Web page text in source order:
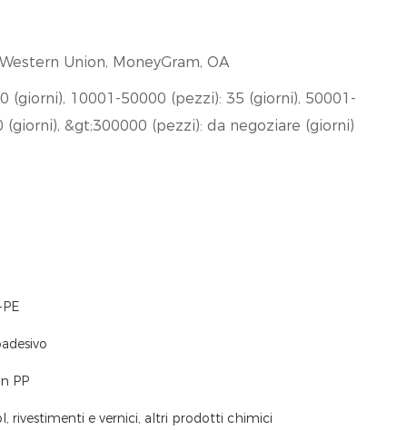
Union, MoneyGram, OA
(giorni), 10001-50000 (pezzi): 35 (giorni), 50001-
(giorni), &gt;300000 (pezzi): da negoziare (giorni)
PP
rivestimenti e vernici, altri prodotti chimici